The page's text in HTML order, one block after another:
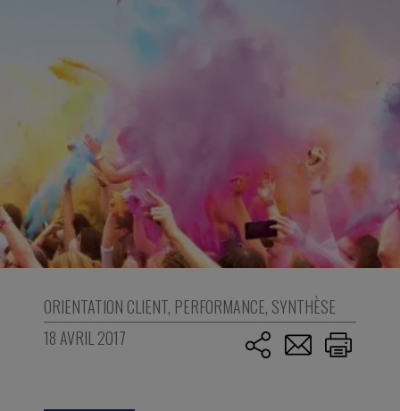
ORIENTATION CLIENT, PERFORMANCE, SYNTHÈSE
18 AVRIL 2017